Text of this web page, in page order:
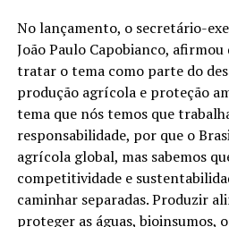
No lançamento, o secretário-
João Paulo Capobianco,
tratar o tema como parte do
produção agrícola e proteção
tema que nós temos que
responsabilidade, por que o
agrícola global, mas sabemos
competitividade e
caminhar separadas. Produzir
proteger as águas, bioinsumos,